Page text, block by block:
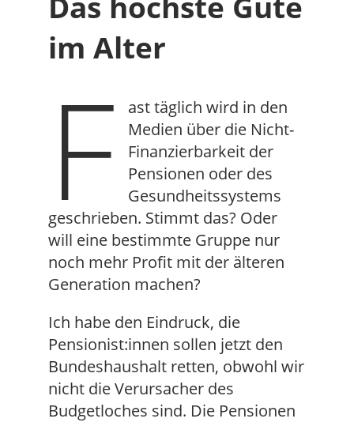
im Alter
F
ast täglich wird in den
Medien über die Nicht-
Finanzierbarkeit der
Pensionen oder des
Gesundheitssystems
geschrieben. Stimmt das? Oder
will eine bestimmte Gruppe nur
noch mehr Profit mit der älteren
Generation machen?
Ich habe den Eindruck, die
Pensionist:innen sollen jetzt den
Bundeshaushalt retten, obwohl wir
nicht die Verursacher des
Budgetloches sind. Die Pensionen